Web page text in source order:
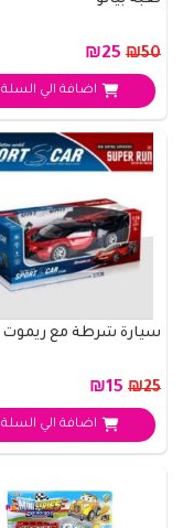
₪50
اضافة الي السلة
سيارة شرطة مع ريموت
₪25
اضافة الي السلة